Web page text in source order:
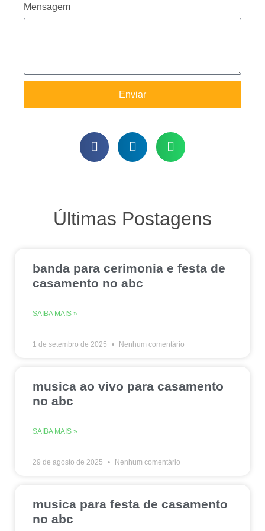
Mensagem
Enviar
Últimas Postagens
banda para cerimonia e festa de
casamento no abc
SAIBA MAIS »
1 de setembro de 2025 Nenhum comentário
musica ao vivo para casamento
no abc
SAIBA MAIS »
29 de agosto de 2025 Nenhum comentário
musica para festa de casamento
no abc